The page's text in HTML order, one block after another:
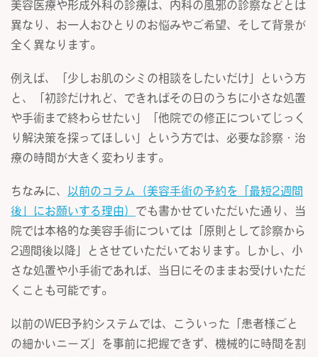
美容医療や形成外科の診療は、内科の風邪の診察などとは
異なり、お一人おひとりのお悩みやご希望、そして背景が
全く異なります。
例えば、「少しお肌のシミの相談をしたいだけ」という方
と、「初診だけれど、できればその日のうちに小さな処置
や手術まで終わらせたい」「他院での修正についてじっく
り解決策を探ってほしい」という方では、必要な診察・治
療の時間が大きく変わります。
ちなみに、
以前のコラム（美容手術の予約を「最短2週間
後」にお願いする理由） でも書かせていただいた通り、当
院では本格的な美容手術については「原則として診察から
2週間後以降」とさせていただいております。しかし、小
さな処置や小手術であれば、当日にそのままお受けいただ
くことも可能です。
以前のWEB予約システムでは、こういった「患者様ごと
の細かいニーズ」を事前に把握できず、機械的に時間を割